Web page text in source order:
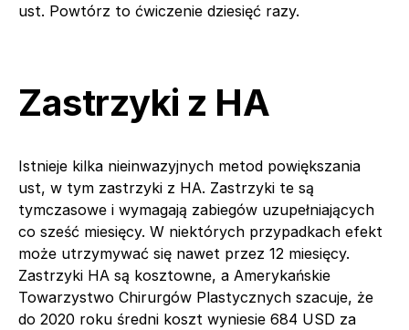
ust. Powtórz to ćwiczenie dziesięć razy.
Zastrzyki z HA
Istnieje kilka nieinwazyjnych metod powiększania
ust, w tym zastrzyki z HA. Zastrzyki te są
tymczasowe i wymagają zabiegów uzupełniających
co sześć miesięcy. W niektórych przypadkach efekt
może utrzymywać się nawet przez 12 miesięcy.
Zastrzyki HA są kosztowne, a Amerykańskie
Towarzystwo Chirurgów Plastycznych szacuje, że
do 2020 roku średni koszt wyniesie 684 USD za